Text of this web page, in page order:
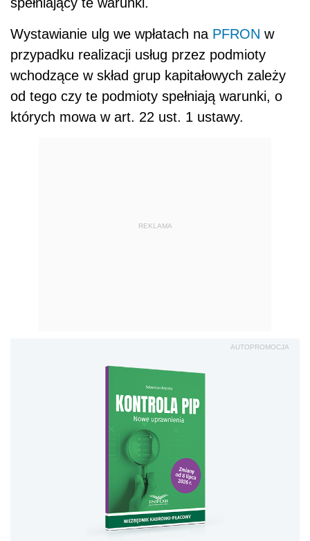
Wystawianie ulg we wpłatach na PFRON w
przypadku realizacji usług przez podmioty
wchodzące w skład grup kapitałowych zależy
od tego czy te podmioty spełniają warunki, o
których mowa w art. 22 ust. 1 ustawy.
REKLAMA
AUTOPROMOCJA